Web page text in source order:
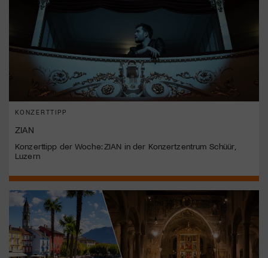
KONZERTTIPP
ZIAN
Konzerttipp der Woche: ZIAN in der Konzertzentrum Schüür,
Luzern